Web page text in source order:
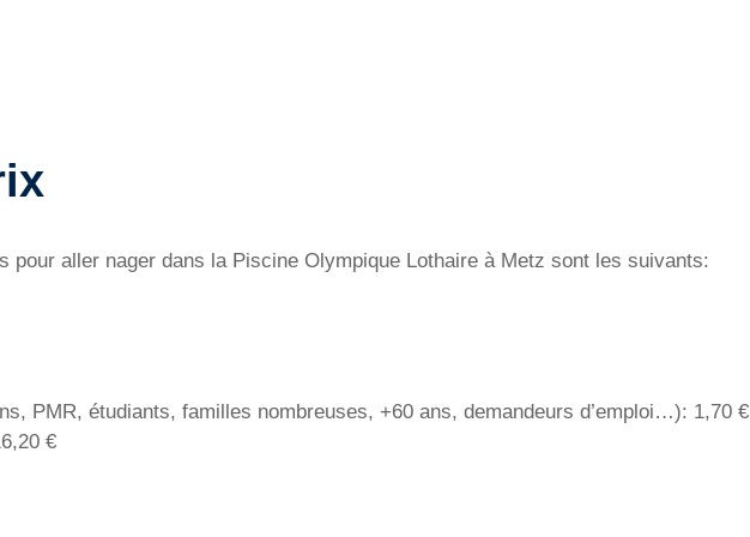
pour aller nager dans la Piscine Olympique Lothaire à Metz sont les suivants:
PMR, étudiants, familles nombreuses, +60 ans, demandeurs d’emploi…): 1,70 €
€